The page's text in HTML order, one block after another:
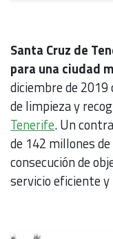
Santa Cruz de
para una ciudad
diciembre de 2019
de limpieza y
Tenerife. Un
de 142 millones
consecución de
servicio eficiente